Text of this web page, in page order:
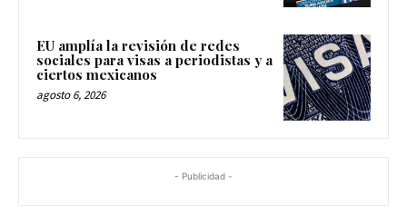
EU amplía la revisión de redes
sociales para visas a periodistas y a
ciertos mexicanos
agosto 6, 2026
- Publicidad -